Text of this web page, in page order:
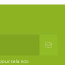
cela nos